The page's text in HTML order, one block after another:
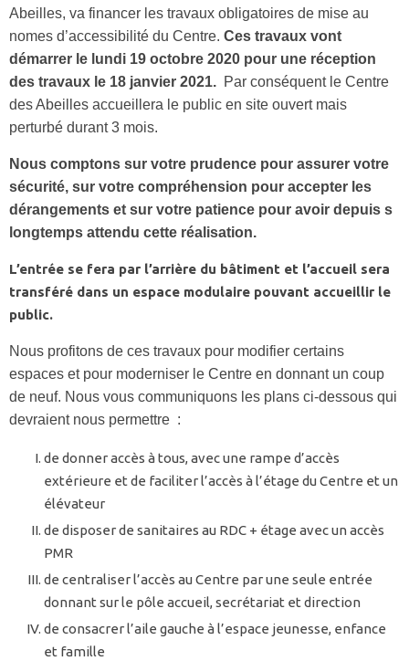
Abeilles, va financer les travaux obligatoires de mise au
nomes d’accessibilité du Centre. Ces travaux vont
démarrer le lundi 19 octobre 2020 pour une réception
des travaux le 18 janvier 2021. Par conséquent le Centre
des Abeilles accueillera le public en site ouvert mais
perturbé durant 3 mois.
Nous comptons sur votre prudence pour assurer votre
sécurité, sur votre compréhension pour accepter les
dérangements et sur votre patience pour avoir depuis s
longtemps attendu cette réalisation.
L’entrée se fera par l’arrière du bâtiment et l’accueil sera
transféré dans un espace modulaire pouvant accueillir le
public.
Nous profitons de ces travaux pour modifier certains
espaces et pour moderniser le Centre en donnant un coup
de neuf. Nous vous communiquons les plans ci-dessous qui
devraient nous permettre :
de donner accès à tous, avec une rampe d’accès
extérieure et de faciliter l’accès à l’étage du Centre et un
élévateur
de disposer de sanitaires au RDC + étage avec un accès
PMR
de centraliser l’accès au Centre par une seule entrée
donnant sur le pôle accueil, secrétariat et direction
de consacrer l’aile gauche à l’espace jeunesse, enfance
et famille